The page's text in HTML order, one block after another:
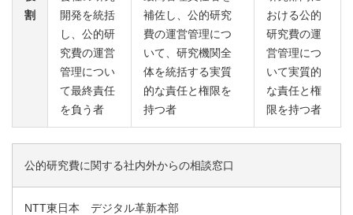
割
開発を統括
し、公的研
究費の運営
管理につい
て最終責任
を負う者
補佐し、公的研究
費の運営管理につ
いて、研究機関全
体を統括する実質
的な責任と権限を
持つ者
おける公的
研究費の運
営管理につ
いて実質的
な責任と権
限を持つ者
公的研究費に関する社内外からの相談窓口
NTT東日本 デジタル革新本部